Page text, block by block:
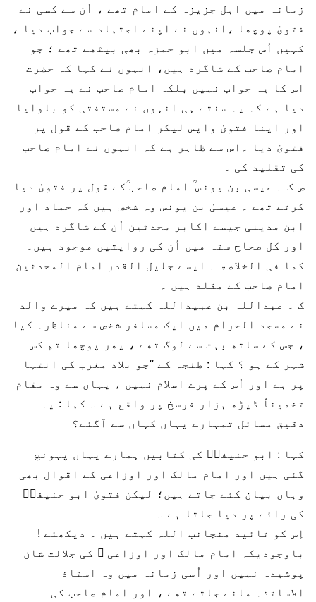
زمانہ میں اہل جزیزہ کے امام تھے ، اُن سے کسی نے
فتویٰ پوچھا ،انہوں نے اپنے اجتہاد سے جواب دیا ،
کہیں اُس جلسہ میں ابو حمزہ بھی بیٹھے تھے ؛ جو
امام صاحب کے شاگرد ہیں، انہوں نے کہا کہ حضرت
اس کا یہ جواب نہیں بلکہ امام صاحب نے یہ جواب
دیا ہے کہ یہ سنتے ہی انہوں نے مستفتی کو بلوایا
اور اپنا فتویٰ واپس لیکر امام صاحب کے قول پر
فتویٰ دیا ۔اس سے ظاہر ہے کہ انہوں نے امام صاحب
کی تقلید کی ۔
ص ک ۔ عیسی بن یونس ؒ امام صاحب ؒکے قول پر فتویٰ دیا
کرتے تھے ۔ عیسیٰ بن یونس وہ شخص ہیں کہ حماد اور
ابن مدینی جیسے اکابر محدثین اُن کے شاگرد ہیں
اور کل صحاح ستہ میں اُن کی روایتیں موجود ہیں۔
کما فی الخلاصۃ ۔ ایسے جلیل القدر امام المحدثین
امام صاحب کے مقلد ہیں ۔
ک ۔ عبداللہ بن عبیداللہ کہتے ہیں کہ میرے والد
نے مسجد الحرام میں ایک مسافر شخص سے مناظرہ کیا
، جس کے ساتھ بہت سے لوگ تھے ، پھر پوچھا تم کس
شہر کے ہو ؟ کہا : طنجہ کے ’’جو بلاد مغرب کی انتہا
پر ہے اور اُس کے پرے اسلام نہیں ، یہاں سے وہ مقام
تخمیناً ڈیڑھ ہزار فرسخ پر واقع ہے ۔ کہا : یہ
دقیق مسائل تمہارے یہاں کہاں سے آگئے؟
کہا : ابو حنیفہؒ کی کتابیں ہمارے یہاں پہونچ
گئی ہیں اور امام مالک اور اوزاعی کے اقوال بھی
وہاں بیان کئے جاتے ہیں؛ لیکن فتویٰ ابو حنیفہؒ
کی رائے پر دیا جاتا ہے ۔
اِس کو تائید منجانب اللہ کہتے ہیں ۔ دیکھئے !
باوجودیکہ امام مالک اور اوزاعی ؒ کی جلالت شان
پوشیدہ نہیں اور اُسی زمانہ میں وہ استاذ
الاساتذہ مانے جاتے تھے ، اور امام صاحب کی